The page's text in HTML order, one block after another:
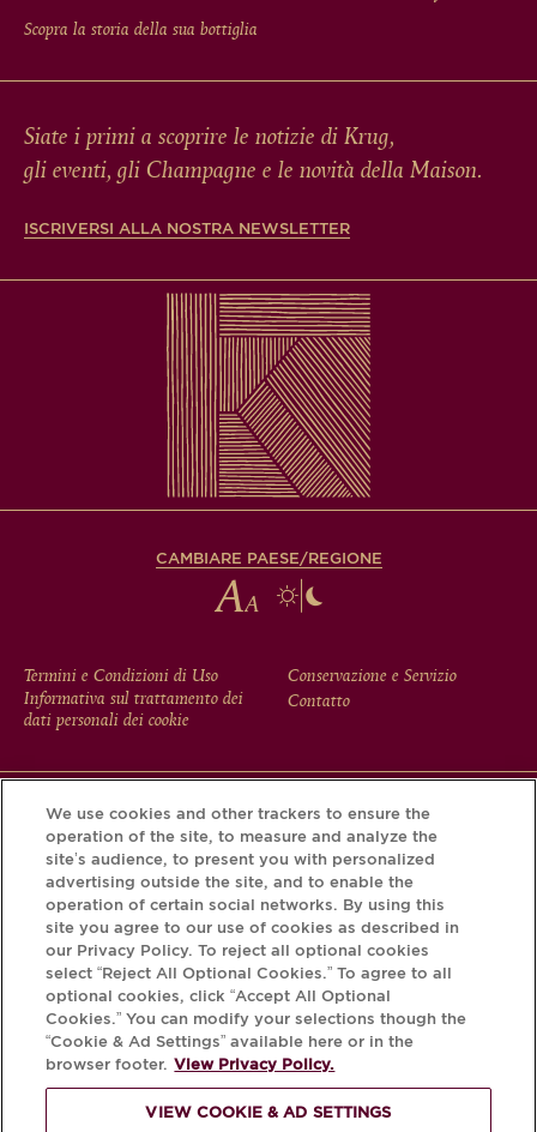
Scopra la storia della sua bottiglia
Siate i primi a scoprire le notizie di Krug,
gli eventi, gli Champagne e le novità della Maison.
ISCRIVERSI ALLA NOSTRA NEWSLETTER
CAMBIARE PAESE/REGIONE
FOOTER
MENU
Termini e Condizioni di Uso
Informativa sul trattamento dei
dati personali dei cookie
Conservazione e Servizio
Contatto
Scarichi l'app Krug e scopra la storia che si nasconde dietro
la sua bottiglia tramite il Krug iD.
PER FAVORE, BEVA
We use cookies and other trackers to ensure the
operation of the site, to measure and analyze the
site’s audience, to present you with personalized
advertising outside the site, and to enable the
operation of certain social networks. By using this
site you agree to our use of cookies as described in
our Privacy Policy. To reject all optional cookies
select “Reject All Optional Cookies.” To agree to all
optional cookies, click “Accept All Optional
Cookies.” You can modify your selections though the
“Cookie & Ad Settings” available here or in the
browser footer. View Privacy Policy.
VIEW COOKIE & AD SETTINGS